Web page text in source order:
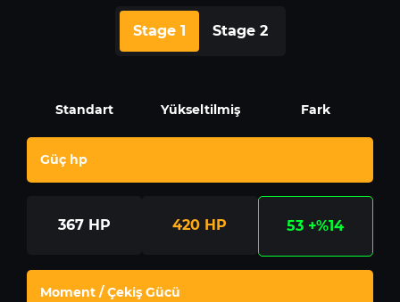
Stage 1 Stage 2
Standart Yükseltilmiş Fark
Güç hp
367 HP 420 HP 53 +%14
Moment / Çekiş Gücü